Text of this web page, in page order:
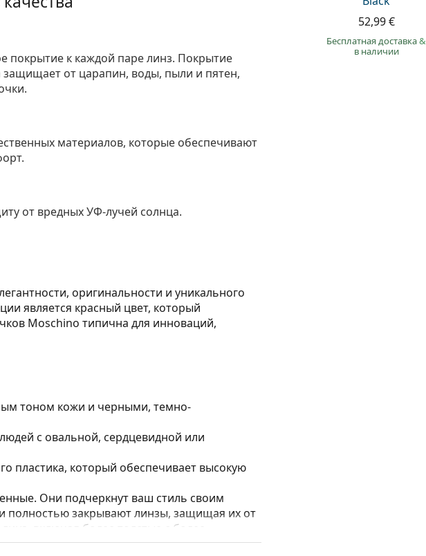
52,99 €
Бесплатная доставка&
в наличии
покрытие к каждой паре линз. Покрытие
от царапин, воды, пыли и пятен,
материалов, которые обеспечивают
от вредных УФ-лучей солнца.
оригинальности и уникального
является красный цвет, который
Moschino типична для инноваций,
тоном кожи и черными, темно-
с овальной, сердцевидной или
пластика, который обеспечивает высокую
Они подчеркнут ваш стиль своим
закрывают линзы, защищая их от
включая более толстые с более